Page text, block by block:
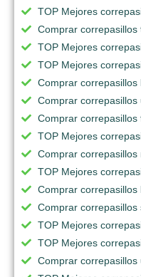
TOP Mejores
Comprar correpasillos
TOP Mejores
TOP Mejores
Comprar correpasillos
Comprar correpasillos
Comprar correpasillos
TOP Mejores
Comprar correpasillos
TOP Mejores
Comprar correpasillos
Comprar correpasillos
TOP Mejores
TOP Mejores
Comprar correpasillos